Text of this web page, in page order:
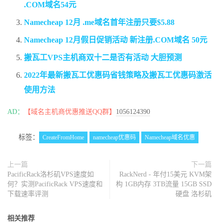
.COM域名54元
Namecheap 12月 .me域名首年注册只要$5.88
Namecheap 12月假日促销活动 新注册.COM域名 50元
搬瓦工VPS主机商双十二是否有活动 大胆预测
2022年最新搬瓦工优惠码省钱策略及搬瓦工优惠码激活
使用方法
AD： 【域名主机商优惠推送QQ群】 1056124390
标签： CreateFromHome namecheap优惠码 Namecheap域名优惠
上一篇
PacificRack洛杉矶VPS速度如
何？实测PacificRack VPS速度和
下载速率评测
下一篇
RackNerd - 年付15美元 KVM架
构 1GB内存 3TB流量 15GB SSD
硬盘 洛杉矶
相关推荐